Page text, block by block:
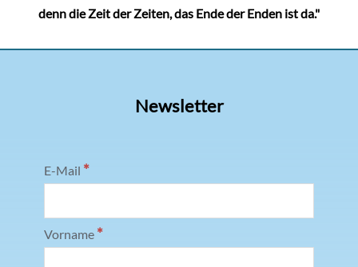
denn die Zeit der Zeiten, das Ende der Enden ist da."
Newsletter
E-Mail *
Vorname *